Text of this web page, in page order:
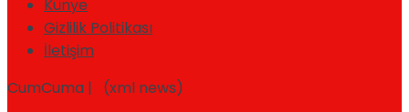
Künye
Gizlilik Politikası
İletişim
CumCuma | (xml news)